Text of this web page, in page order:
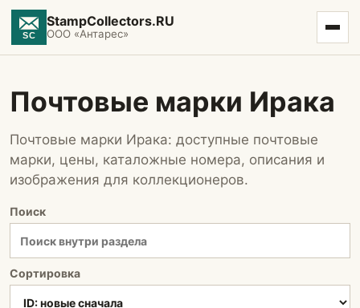
StampCollectors.RU
ООО «Антарес»
Почтовые марки Ирака
Почтовые марки Ирака: доступные почтовые
марки, цены, каталожные номера, описания и
изображения для коллекционеров.
Поиск
Сортировка